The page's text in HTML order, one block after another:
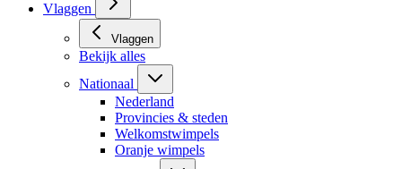
Vlaggen
Vlaggen
Bekijk alles
Nationaal
Nederland
Provincies & steden
Welkomstwimpels
Oranje wimpels